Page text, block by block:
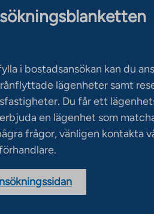
i bostadsansökan kan du
lägenheter samt
Du får ett
en lägenhet som
frågor, vänligen kontakta